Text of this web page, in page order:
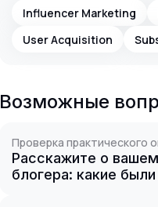
Influencer Marketing
User Acquisition
Возможные
Проверка практического
Расскажите о
блогера: какие